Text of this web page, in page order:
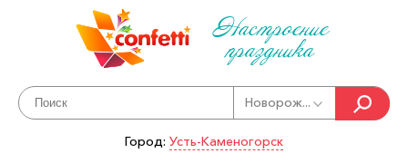
Настроение
праздника
Новорож...
Город: Усть-Каменогорск